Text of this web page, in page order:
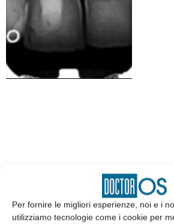
Per fornire le migliori esperienze, noi e i
utilizziamo tecnologie come i cookie per
EDICOLA